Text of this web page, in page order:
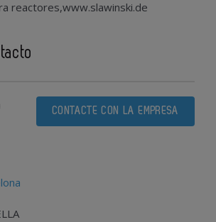
reactores,www.slawinski.de
CONTACTE CON LA EMPRESA